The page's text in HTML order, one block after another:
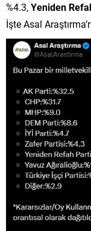
%4.3,Yeniden
İşte Asal